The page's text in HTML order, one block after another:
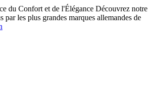
du Confort et de l'Élégance Découvrez notre
les plus grandes marques allemandes de